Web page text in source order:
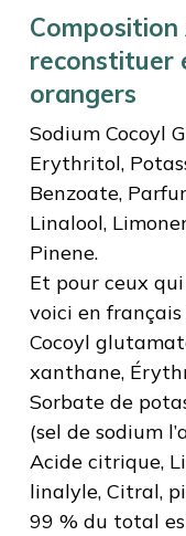
Composition
reconstituer
orangers
Sodium Cocoyl
Erythritol,
Benzoate,
Linalool,
Pinene.
Et pour ceux
voici en
Cocoyl
xanthane,
Sorbate de
(sel de sodium
Acide citrique,
linalyle, Citral,
99 % du total